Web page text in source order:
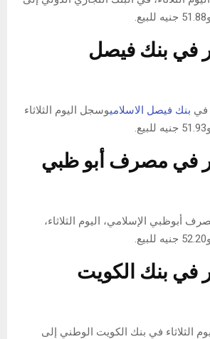
في بنك فيصل
في بنك فيصل الاسلاميوسجل اليوم الثلاثاء
في مصرف أبو ظبي
أبوظبي الإسلامي، اليوم الثلاثاء،
في بنك الكويت
الثلاثاء في بنك الكويت الوطني إلى